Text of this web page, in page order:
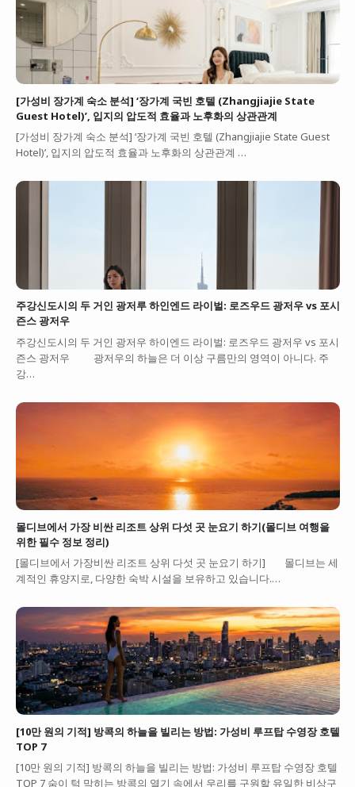
[가성비 장가계 숙소 분석] ‘장가계 국빈 호텔 (Zhangjiajie State
Guest Hotel)’, 입지의 압도적 효율과 노후화의 상관관계
[가성비 장가계 숙소 분석] ‘장가계 국빈 호텔 (Zhangjiajie State Guest
Hotel)’, 입지의 압도적 효율과 노후화의 상관관계 …
주강신도시의 두 거인 광저루 하인엔드 라이벌: 로즈우드 광저우 vs 포시
즌스 광저우
주강신도시의 두 거인 광저우 하이엔드 라이벌: 로즈우드 광저우 vs 포시
즌스 광저우 광저우의 하늘은 더 이상 구름만의 영역이 아니다. 주
강…
몰디브에서 가장 비싼 리조트 상위 다섯 곳 눈요기 하기(몰디브 여행을
위한 필수 정보 정리)
[몰디브에서 가장비싼 리조트 상위 다섯 곳 눈요기 하기] 몰디브는 세
계적인 휴양지로, 다양한 숙박 시설을 보유하고 있습니다.…
[10만 원의 기적] 방콕의 하늘을 빌리는 방법: 가성비 루프탑 수영장 호텔
TOP 7
[10만 원의 기적] 방콕의 하늘을 빌리는 방법: 가성비 루프탑 수영장 호텔
TOP 7 숨이 턱 막히는 방콕의 열기 속에서 우리를 구원할 유일한 비상구